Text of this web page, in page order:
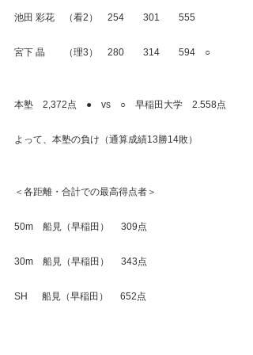
池田 彩花　（看2）　254　　301　　555
宮下 晶　　（理3）　280　　314　　594　○
本塾　2,372点　●　vs　○　早稲田大学　2.558点
よって、本塾の負け（通算成績13勝14敗）
＜各距離・合計での最高得点者＞
50m　船見（早稲田）　 309点
30m　船見（早稲田）　 343点
SH　  船見（早稲田）　 652点